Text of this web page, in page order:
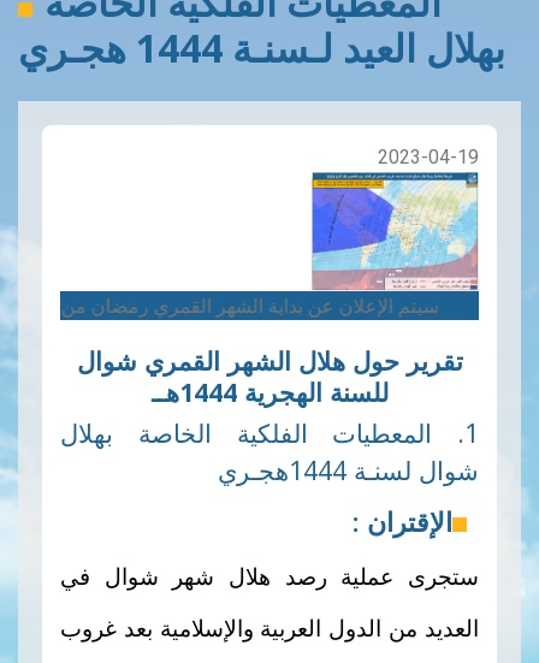
بهلال العيد لـسنـة 1444 هجـري
2023-04-19
سيتم الإعلان عن بداية الشهر القمري رمضان من طرف سماحة مفتي
تقرير حول هلال الشهر القمري شوال
للسنة الهجرية 1444هــ
1. المعطيات الفلكية الخاصة بهلال
شوال لسنـة 1444هجـري
الإقتران :
ستجرى عملية رصد هلال شهر شوال في
العديد من الدول العربية والإسلامية بعد غروب